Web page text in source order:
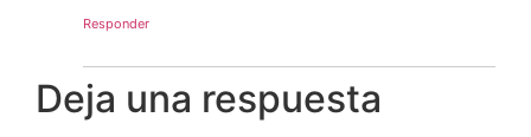
Responder
Deja una respuesta